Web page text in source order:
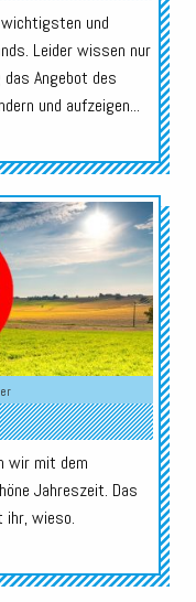
und
Leider wissen nur
Angebot des
und aufzeigen...
Audio-
Player
wir mit dem
Jahreszeit. Das
wieso.